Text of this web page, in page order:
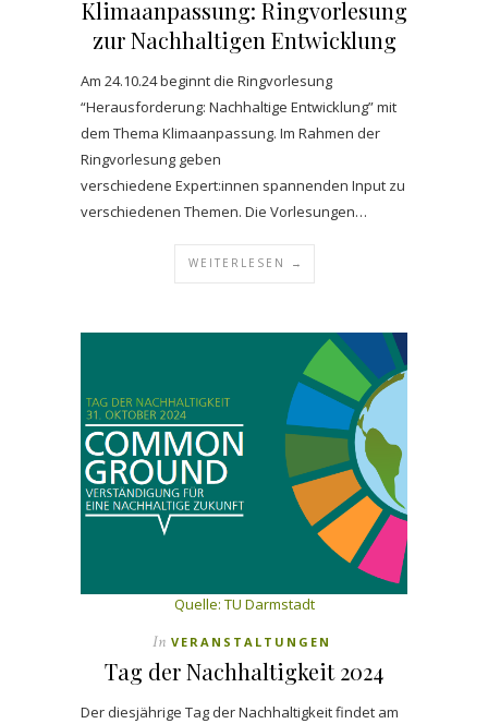
Klimaanpassung: Ringvorlesung
zur Nachhaltigen Entwicklung
Am 24.10.24 beginnt die Ringvorlesung
“Herausforderung: Nachhaltige Entwicklung” mit
dem Thema Klimaanpassung. Im Rahmen der
Ringvorlesung geben
verschiedene Expert:innen spannenden Input zu
verschiedenen Themen. Die Vorlesungen…
WEITERLESEN →
Quelle: TU Darmstadt
In VERANSTALTUNGEN
Tag der Nachhaltigkeit 2024
Der diesjährige Tag der Nachhaltigkeit findet am